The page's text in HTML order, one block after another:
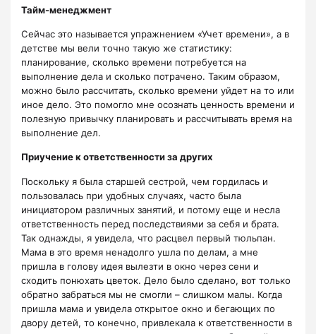
Тайм-менеджмент
Сейчас это называется упражнением «Учет времени», а в
детстве мы вели точно такую же статистику:
планирование, сколько времени потребуется на
выполнение дела и сколько потрачено. Таким образом,
можно было рассчитать, сколько времени уйдет на то или
иное дело. Это помогло мне осознать ценность времени и
полезную привычку планировать и рассчитывать время на
выполнение дел.
Приучение к ответственности за других
Поскольку я была старшей сестрой, чем гордилась и
пользовалась при удобных случаях, часто была
инициатором различных занятий, и потому еще и несла
ответственность перед последствиями за себя и брата.
Так однажды, я увидела, что расцвел первый тюльпан.
Мама в это время ненадолго ушла по делам, а мне
пришла в голову идея вылезти в окно через сени и
сходить понюхать цветок. Дело было сделано, вот только
обратно забраться мы не смогли – слишком малы. Когда
пришла мама и увидела открытое окно и бегающих по
двору детей, то конечно, привлекала к ответственности в